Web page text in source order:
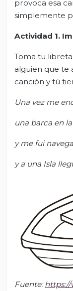
provoca esa
simplemente
Actividad 1.
Toma tu
alguien que te
canción y tú
Una vez me
una barca en
y me fui
y a una Isla
Fuente: